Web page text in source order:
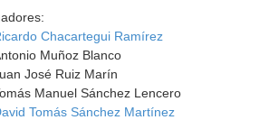
Chacartegui Ramírez
Muñoz Blanco
José Ruiz Marín
Manuel Sánchez Lencero
Tomás Sánchez Martínez